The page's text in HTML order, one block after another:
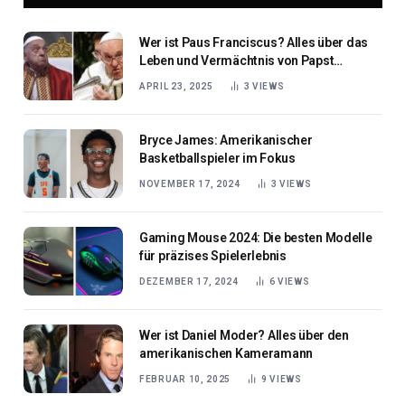
Wer ist Paus Franciscus? Alles über das
Leben und Vermächtnis von Papst
APRIL 23, 2025 3 VIEWS
Bryce James: Amerikanischer
Basketballspieler im Fokus
NOVEMBER 17, 2024 3VIEWS
Gaming Mouse 2024: Die besten Modelle
für präzises Spielerlebnis
DEZEMBER 17, 2024 6VIEWS
Wer ist Daniel Moder? Alles über den
amerikanischen Kameramann
FEBRUAR 10, 2025 9VIEWS